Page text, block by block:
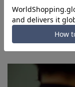
を完了できない場
■お急ぎ発送のご
よってはお急ぎ発
す。